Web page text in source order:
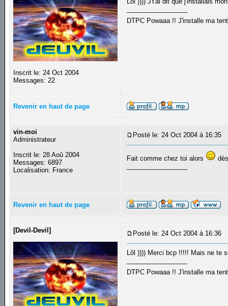
Inscrit le: 24 Oct 2004
Messages: 22
DTPC Powaaa !! J'installe ma
Revenir en haut de page
vin-moi
Administrateur
Inscrit le: 28 Aoû 2004
Messages: 6897
Localisation: France
Posté le: 24 Oct 2004 à 16:35
Fait comme chez toi alors
Revenir en haut de page
[Devil-Devil] Posté le: 24 Oct 2004 à 16:36
Lôl )))) Merci bcp !!!!! Mais ne te
DTPC Powaaa !! J'installe ma